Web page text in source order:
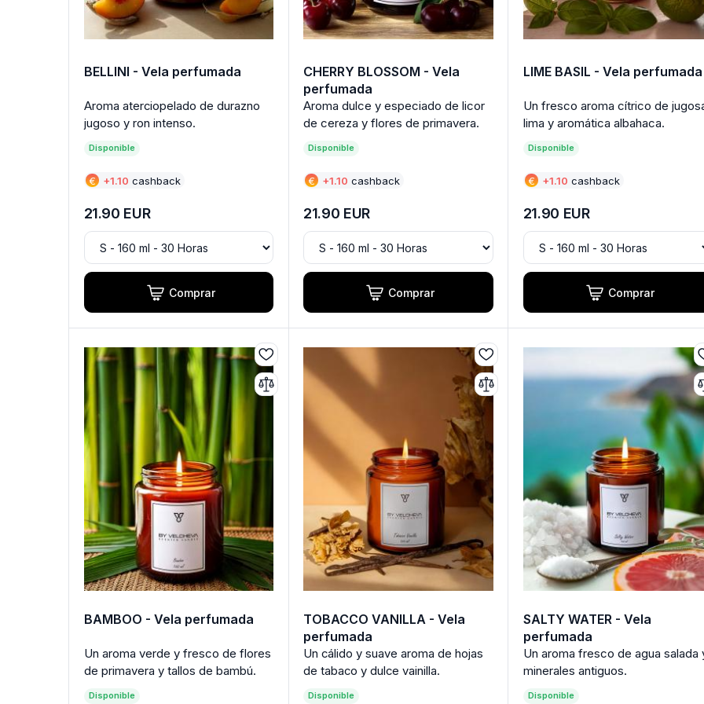
BELLINI - Vela perfumada
Aroma aterciopelado de durazno
jugoso y ron intenso.
Disponible
€ +1.10 cashback
21.90 EUR
Comprar
CHERRY BLOSSOM - Vela
perfumada
Aroma dulce y especiado de licor
de cereza y flores de primavera.
Disponible
€ +1.10 cashback
21.90 EUR
Comprar
LIME BASIL - Vela perfumada
Un fresco aroma cítrico de
lima y aromática albahaca.
Disponible
€ +1.10 cashback
21.90 EUR
Comprar
BAMBOO - Vela perfumada
Un aroma verde y fresco de flores
de primavera y tallos de bambú.
Disponible
TOBACCO VANILLA - Vela
perfumada
Un cálido y suave aroma de hojas
de tabaco y dulce vainilla.
Disponible
SALTY WATER - Vela
perfumada
Un aroma fresco de agua salada
minerales antiguos.
Disponible